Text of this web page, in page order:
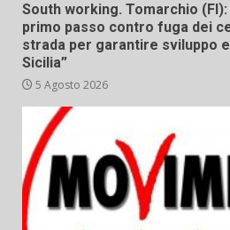
South working. Tomarchio
primo passo contro fuga dei
strada per garantire sviluppo
Sicilia”
5 Agosto 2026